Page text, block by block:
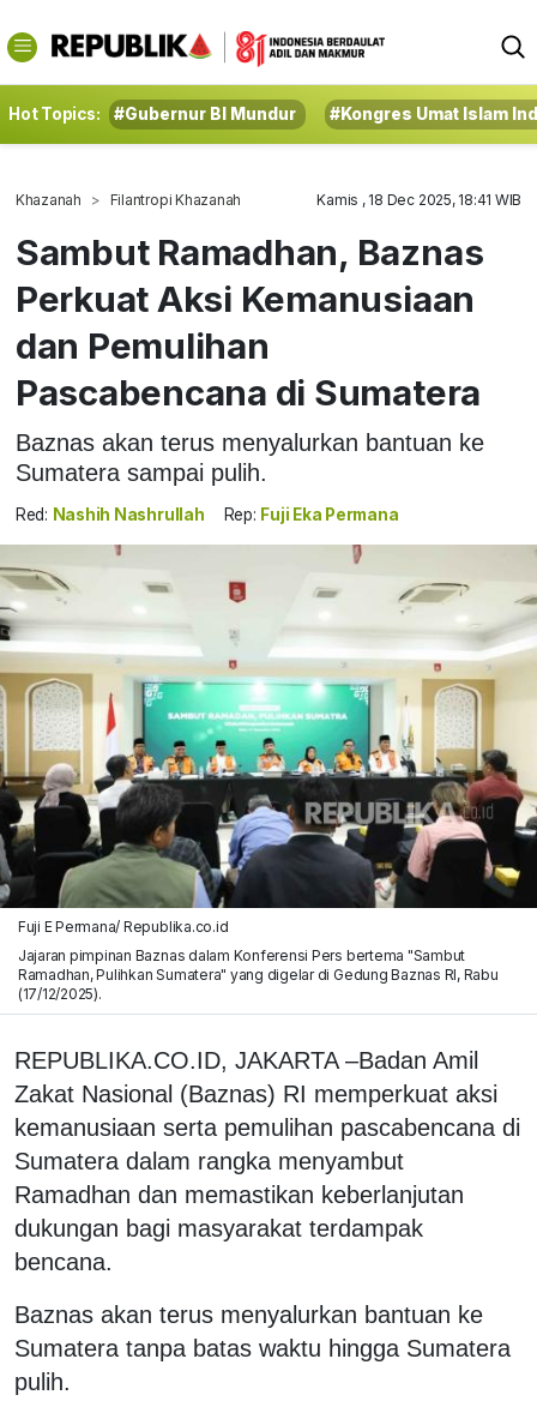
Hot Topics: #Gubernur BI Mundur #Kongres Umat Islam
Khazanah Filantropi Khazanah Kamis , 18 Dec 2025, 18:41 WIB
Sambut Ramadhan, Baznas
Perkuat Aksi Kemanusiaan
dan Pemulihan
Pascabencana di Sumatera
Baznas akan terus menyalurkan bantuan ke
Sumatera sampai pulih.
Red: Nashih Nashrullah Rep: Fuji Eka Permana
Fuji E Permana/ Republika.co.id
Jajaran pimpinan Baznas dalam Konferensi Pers bertema "Sambut
Ramadhan, Pulihkan Sumatera" yang digelar di Gedung Baznas RI, Rabu
(17/12/2025).
REPUBLIKA.CO.ID, JAKARTA –Badan Amil
Zakat Nasional (Baznas) RI memperkuat aksi
kemanusiaan serta pemulihan pascabencana di
Sumatera dalam rangka menyambut
Ramadhan dan memastikan keberlanjutan
dukungan bagi masyarakat terdampak
bencana.
Baznas akan terus menyalurkan bantuan ke
Sumatera tanpa batas waktu hingga Sumatera
pulih.